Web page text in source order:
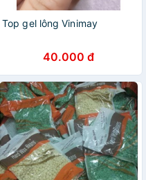
Top gel lông Vinimay
40.000 đ